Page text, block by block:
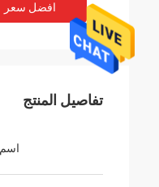
افضل سعر
تفاصيل المنتج
اسم